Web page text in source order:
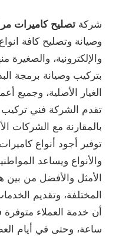
شركة تصليح كاميرات
وصيانة وتصليح كافة
والإلكترونية،
بتركيب وصيانة برمجة
الغيار الأصلية، وجميع
تقدم الشركة فني تركيب
بالمقارنة مع الشركات
توفير أجود أنواع
والأنواع ويساعد
الأمثل والأفضل من بين
المختلفة، وتقديم
ساعة، وحتى في أيام